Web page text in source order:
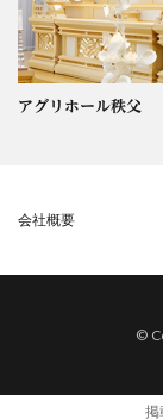
アグリホール秩父
会社概要
©
掲